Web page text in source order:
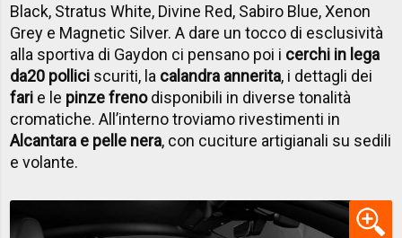
Black, Stratus White, Divine Red, Sabiro Blue, Xenon
Grey e Magnetic Silver. A dare un tocco di esclusività
alla sportiva di Gaydon ci pensano poi i cerchi in lega
da20 pollici scuriti, la calandra annerita, i dettagli dei
fari e le pinze frenodisponibili in diverse tonalità
cromatiche. All’interno troviamo rivestimenti in
Alcantara e pelle nera, con cuciture artigianali su sedili
e volante.